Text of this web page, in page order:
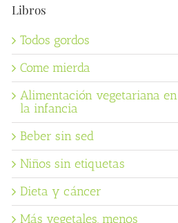
Libros
Todos gordos
Come mierda
Alimentación vegetariana en
la infancia
Beber sin sed
Niños sin etiquetas
Dieta y cáncer
Más vegetales, menos